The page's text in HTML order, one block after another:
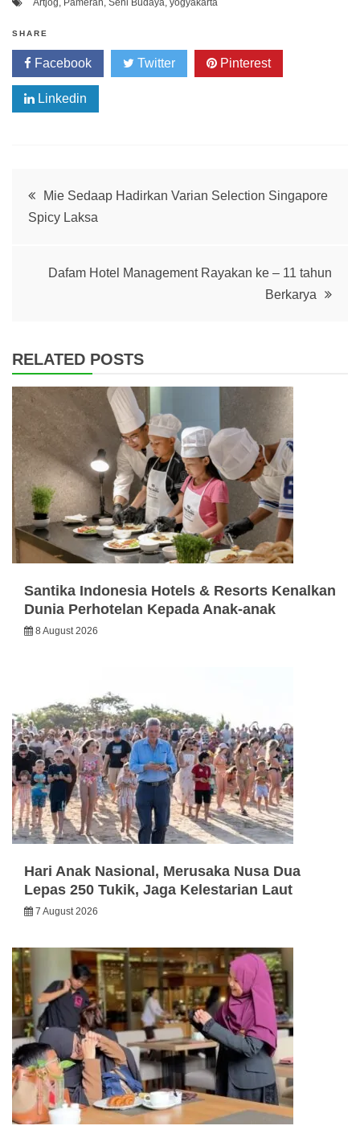
Artjog, Pameran, Seni Budaya, yogyakarta
SHARE
Facebook Twitter Pinterest
Linkedin
Post
navigation
Mie Sedaap Hadirkan Varian Selection Singapore
Spicy Laksa
Dafam Hotel Management Rayakan ke – 11 tahun
Berkarya
RELATED POSTS
Santika Indonesia Hotels & Resorts Kenalkan
Dunia Perhotelan Kepada Anak-anak
8 August 2026
Hari Anak Nasional, Merusaka Nusa Dua
Lepas 250 Tukik, Jaga Kelestarian Laut
7 August 2026